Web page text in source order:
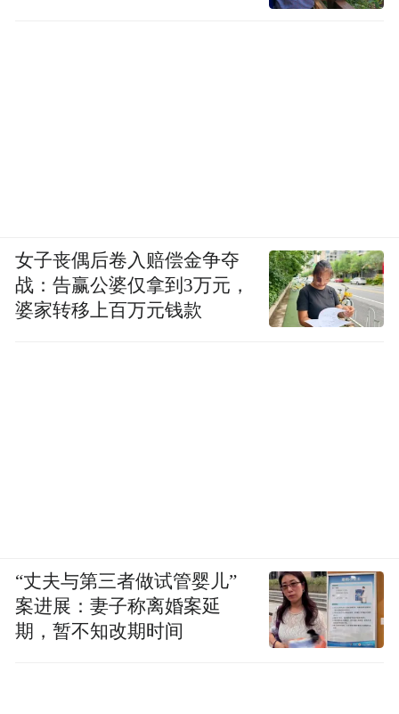
女子丧偶后卷入赔偿金争夺
战：告赢公婆仅拿到3万元，
婆家转移上百万元钱款
“丈夫与第三者做试管婴儿”
案进展：妻子称离婚案延
期，暂不知改期时间